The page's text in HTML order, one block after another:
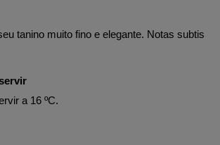
tanino muito fino e elegante. Notas subtis
a 16 ºC.